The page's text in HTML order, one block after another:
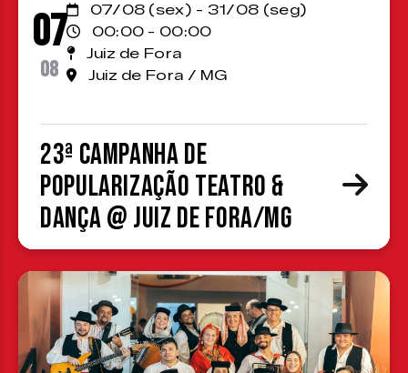
07
08
07/08 (sex) - 31/08 (seg)
00:00 - 00:00
Juiz de Fora
Juiz de Fora / MG
23ª Campanha de
Popularização Teatro &
Dança @ Juiz de Fora/MG